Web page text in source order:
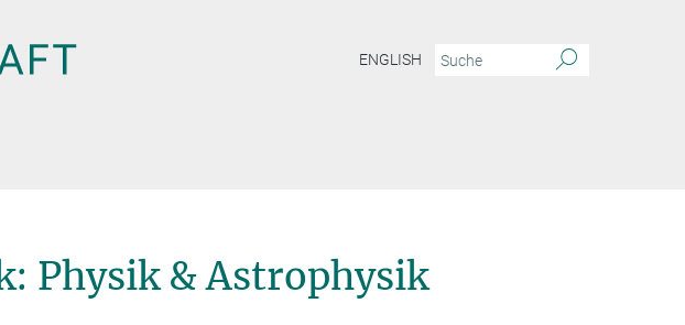
ENGLISH
Physik & Astrophysik